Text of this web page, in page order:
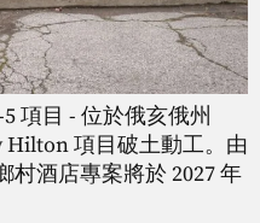
項目 - 位於俄亥俄州
Hilton 項目破土動工。由
酒店專案將於 2027 年